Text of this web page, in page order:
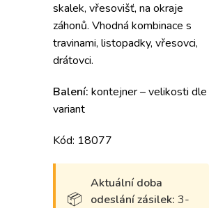
skalek, vřesovišť, na okraje
záhonů. Vhodná kombinace s
travinami, listopadky, vřesovci,
drátovci.
Balení: kontejner – velikosti dle
variant
Kód: 18077
Aktuální doba
odeslání zásilek: 3-